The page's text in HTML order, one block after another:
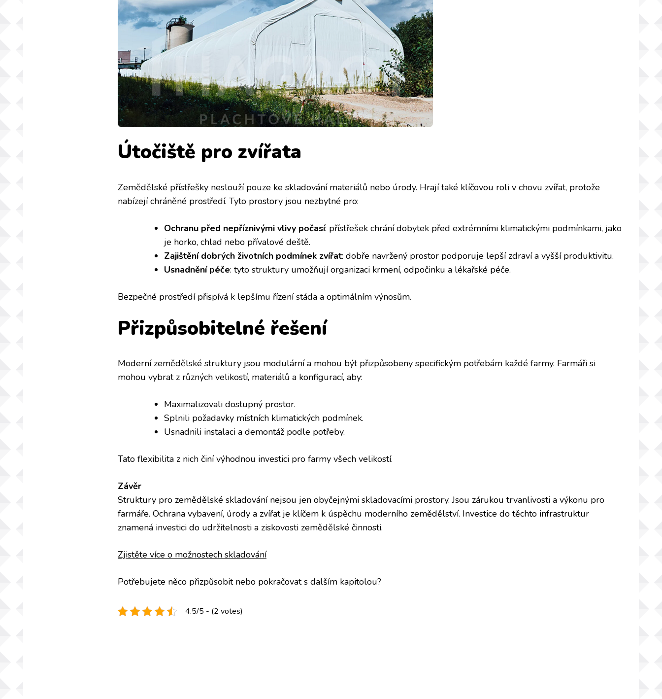
Útočiště pro zvířata
Zemědělské přístřešky neslouží pouze ke skladování materiálů nebo úrody. Hrají také klíčovou roli v chovu zvířat, protože
nabízejí chráněné prostředí. Tyto prostory jsou nezbytné pro:
Ochranu před nepříznivými vlivy počasí: přístřešek chrání dobytek před extrémními klimatickými podmínkami, jako
je horko, chlad nebo přívalové deště.
Zajištění dobrých životních podmínek zvířat: dobře navržený prostor podporuje lepší zdraví a vyšší produktivitu.
Usnadnění péče: tyto struktury umožňují organizaci krmení, odpočinku a lékařské péče.
Bezpečné prostředí přispívá k lepšímu řízení stáda a optimálním výnosům.
Přizpůsobitelné řešení
Moderní zemědělské struktury jsou modulární a mohou být přizpůsobeny specifickým potřebám každé farmy. Farmáři si
mohou vybrat z různých velikostí, materiálů a konfigurací, aby:
Maximalizovali dostupný prostor.
Splnili požadavky místních klimatických podmínek.
Usnadnili instalaci a demontáž podle potřeby.
Tato flexibilita z nich činí výhodnou investici pro farmy všech velikostí.
Závěr
Struktury pro zemědělské skladování nejsou jen obyčejnými skladovacími prostory. Jsou zárukou trvanlivosti a výkonu pro
farmáře. Ochrana vybavení, úrody a zvířat je klíčem k úspěchu moderního zemědělství. Investice do těchto infrastruktur
znamená investici do udržitelnosti a ziskovosti zemědělské činnosti.
Zjistěte více o možnostech skladování
Potřebujete něco přizpůsobit nebo pokračovat s dalším kapitolou?
4.5/5 - (2 votes)